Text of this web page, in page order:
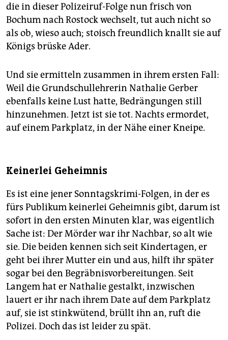
die in dieser Polizeiruf-Folge nun frisch von
Bochum nach Rostock wechselt, tut auch nicht so
als ob, wieso auch; stoisch freundlich knallt sie auf
Königs brüske Ader.
Und sie ermitteln zusammen in ihrem ersten Fall:
Weil die Grundschullehrerin Nathalie Gerber
ebenfalls keine Lust hatte, Bedrängungen still
hinzunehmen. Jetzt ist sie tot. Nachts ermordet,
auf einem Parkplatz, in der Nähe einer Kneipe.
Keinerlei Geheimnis
Es ist eine jener Sonntagskrimi-Folgen, in der es
fürs Publikum keinerlei Geheimnis gibt, darum ist
sofort in den ersten Minuten klar, was eigentlich
Sache ist: Der Mörder war ihr Nachbar, so alt wie
sie. Die beiden kennen sich seit Kindertagen, er
geht bei ihrer Mutter ein und aus, hilft ihr später
sogar bei den Begräbnisvorbereitungen. Seit
Langem hat er Nathalie gestalkt, inzwischen
lauert er ihr nach ihrem Date auf dem Parkplatz
auf, sie ist stinkwütend, brüllt ihn an, ruft die
Polizei. Doch das ist leider zu spät.